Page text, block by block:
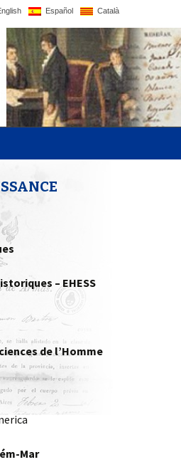
Español Català
site
– EHESS
de l’Homme
Mar